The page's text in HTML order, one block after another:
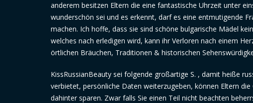
anderem besitzen Eltern die eine fantastische Uhrzeit unter
wunderschön sei und es erkennt, darf es eine entmutigende
machen. Ich hoffe, dass sie sind schöne bulgarische Mädel
welches nach erledigen wird, kann ihr Verloren nach einem
örtlichen Bräuchen, Traditionen & historischen
KissRussianBeauty sei folgende großartige S. , damit heiße
verbietet, persönliche Daten weiterzugeben, können Eltern
dahinter sparen. Zwar falls Sie einen Teil nicht beachten